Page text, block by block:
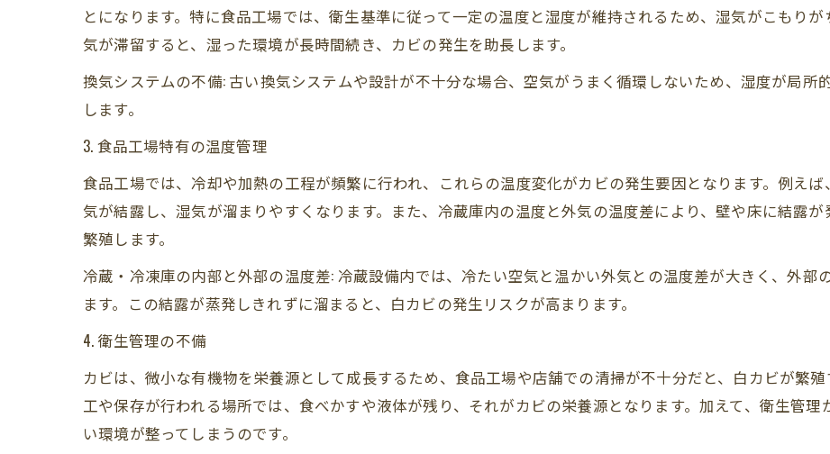
とになります。特に食品工場では、衛生基準に従って一定の温度と湿度が維持されるため、湿気がこもり
気が滞留すると、湿った環境が長時間続き、カビの発生を助長します。
換気システムの不備: 古い換気システムや設計が不十分な場合、空気がうまく循環しないため、湿度が局所
します。
3. 食品工場特有の温度管理
食品工場では、冷却や加熱の工程が頻繁に行われ、これらの温度変化がカビの発生要因となります。例え
気が結露し、湿気が溜まりやすくなります。また、冷蔵庫内の温度と外気の温度差により、壁や床に結露
繁殖します。
冷蔵・冷凍庫の内部と外部の温度差: 冷蔵設備内では、冷たい空気と温かい外気との温度差が大きく、外部
ます。この結露が蒸発しきれずに溜まると、白カビの発生リスクが高まります。
4. 衛生管理の不備
カビは、微小な有機物を栄養源として成長するため、食品工場や店舗での清掃が不十分だと、白カビが繁
工や保存が行われる場所では、食べかすや液体が残り、それがカビの栄養源となります。加えて、衛生管
い環境が整ってしまうのです。